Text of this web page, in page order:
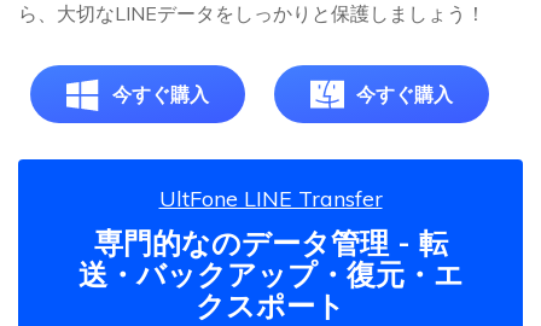
ら、大切なLINEデータをしっかりと保護しましょう！
今すぐ購入 今すぐ購入
UltFone LINE Transfer
専門的なのデータ管理 - 転
送・バックアップ・復元・エ
クスポート